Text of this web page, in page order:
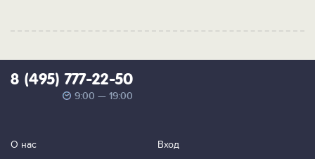
8 (495) 777-22-50
9:00 — 19:00
О нас Вход